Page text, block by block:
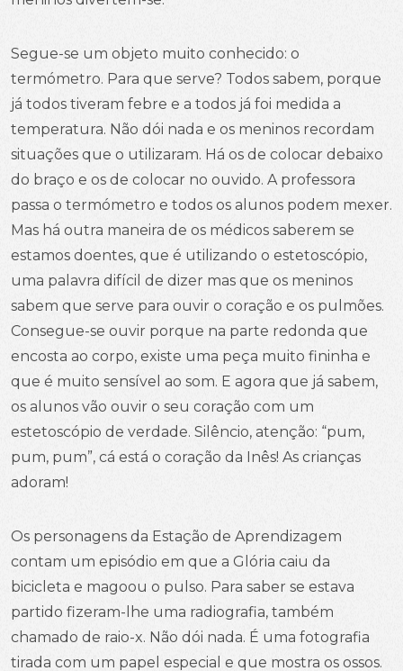
Segue-se um objeto muito conhecido: o
termómetro. Para que serve? Todos sabem, porque
já todos tiveram febre e a todos já foi medida a
temperatura. Não dói nada e os meninos recordam
situações que o utilizaram. Há os de colocar debaixo
do braço e os de colocar no ouvido. A professora
passa o termómetro e todos os alunos podem mexer.
Mas há outra maneira de os médicos saberem se
estamos doentes, que é utilizando o estetoscópio,
uma palavra difícil de dizer mas que os meninos
sabem que serve para ouvir o coração e os pulmões.
Consegue-se ouvir porque na parte redonda que
encosta ao corpo, existe uma peça muito fininha e
que é muito sensível ao som. E agora que já sabem,
os alunos vão ouvir o seu coração com um
estetoscópio de verdade. Silêncio, atenção: “pum,
pum, pum”, cá está o coração da Inês! As crianças
adoram!
Os personagens da Estação de Aprendizagem
contam um episódio em que a Glória caiu da
bicicleta e magoou o pulso. Para saber se estava
partido fizeram-lhe uma radiografia, também
chamado de raio-x. Não dói nada. É uma fotografia
tirada com um papel especial e que mostra os ossos.